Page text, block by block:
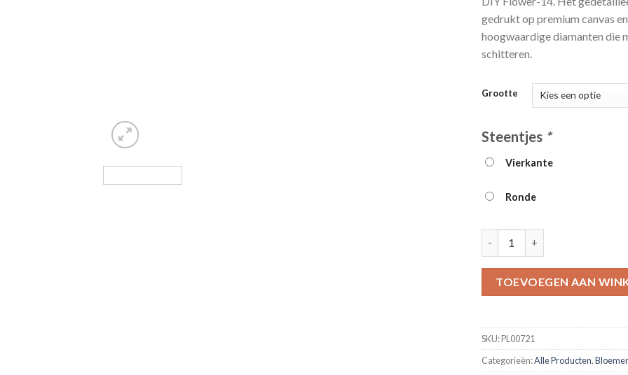
gedrukt op premium canvas
hoogwaardige diamanten die
schitteren.
Grootte
Steentjes *
Vierkante
Ronde
TOEVOEGEN AAN
SKU:PL00721
Categorieën:Alle Producten,